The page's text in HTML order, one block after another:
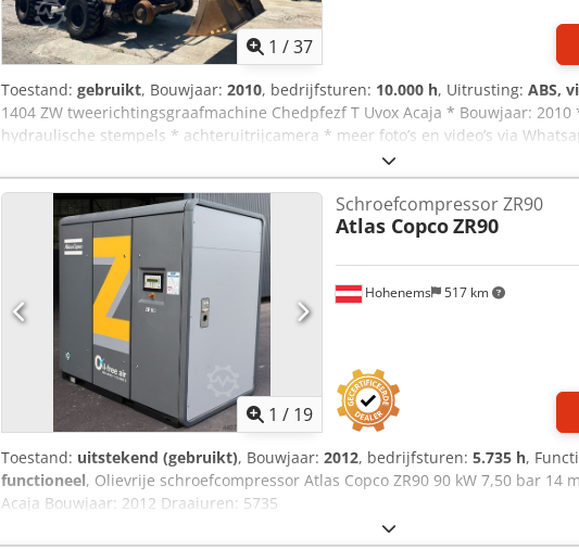
1 /37
Toestand: gebruikt, Bouwjaar: 2010, bedrijfsturen: 10.000 h, Uitrusting: ABS,
1404 ZW tweerichtingsgraafmachine Chedpfezf T Uvox Acaja * Bouwjaar:
hydraulische stempels * achteruitrijcamera * meer foto’s en video’s via
1 / 19
Hohenems 517 km
Schroefcompressor ZR90
Atlas CopcoZR90
Toestand: uitstekend (gebruikt), Bouwjaar: 2012, bedrijfsturen: 5.735 h,
functioneel, Olievrije schroefcompressor Atlas Copco ZR90 90 kW 7,50 bar 14
Acaja Bouwjaar: 2012 Draaiuren: 5735